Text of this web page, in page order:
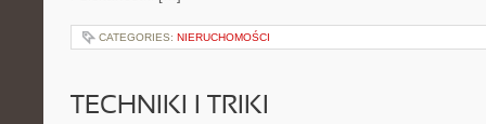
CATEGORIES: NIERUCHOMOŚCI
TECHNIKI I TRIKI